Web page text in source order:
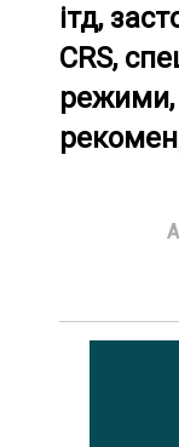
ітд,
CRS,
режими,